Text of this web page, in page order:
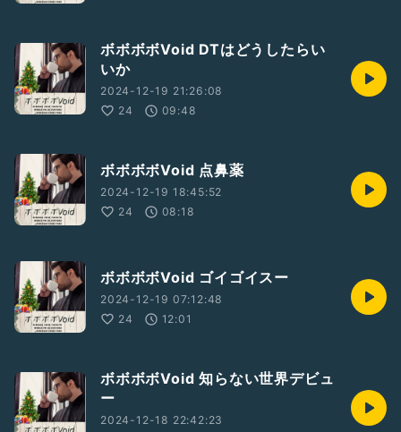
ボボボボVoid DTはどうしたらい
いか
2024-12-19 21:26:08
24
09:48
ボボボボVoid 点鼻薬
2024-12-19 18:45:52
24
08:18
ボボボボVoid ゴイゴイスー
2024-12-19 07:12:48
24
12:01
ボボボボVoid 知らない世界デビュ
ー
2024-12-18 22:42:23